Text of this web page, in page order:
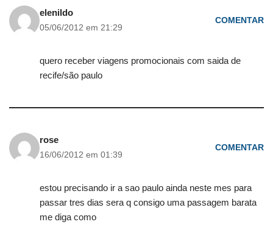
elenildo
05/06/2012 em 21:29
COMENTAR
quero receber viagens promocionais com saida de
recife/são paulo
rose
16/06/2012 em 01:39
COMENTAR
estou precisando ir a sao paulo ainda neste mes para
passar tres dias sera q consigo uma passagem barata
me diga como